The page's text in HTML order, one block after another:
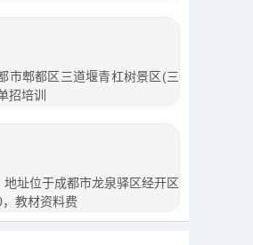
市郫都区三道堰青杠树景区(三
招培训
址位于成都市龙泉驿区经开区
教材资料费